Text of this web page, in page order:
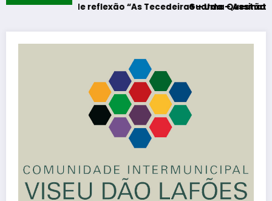
de reflexão “As Tecedeiras – Uma Questão de Mulheres
Guarda – Assinatura dos